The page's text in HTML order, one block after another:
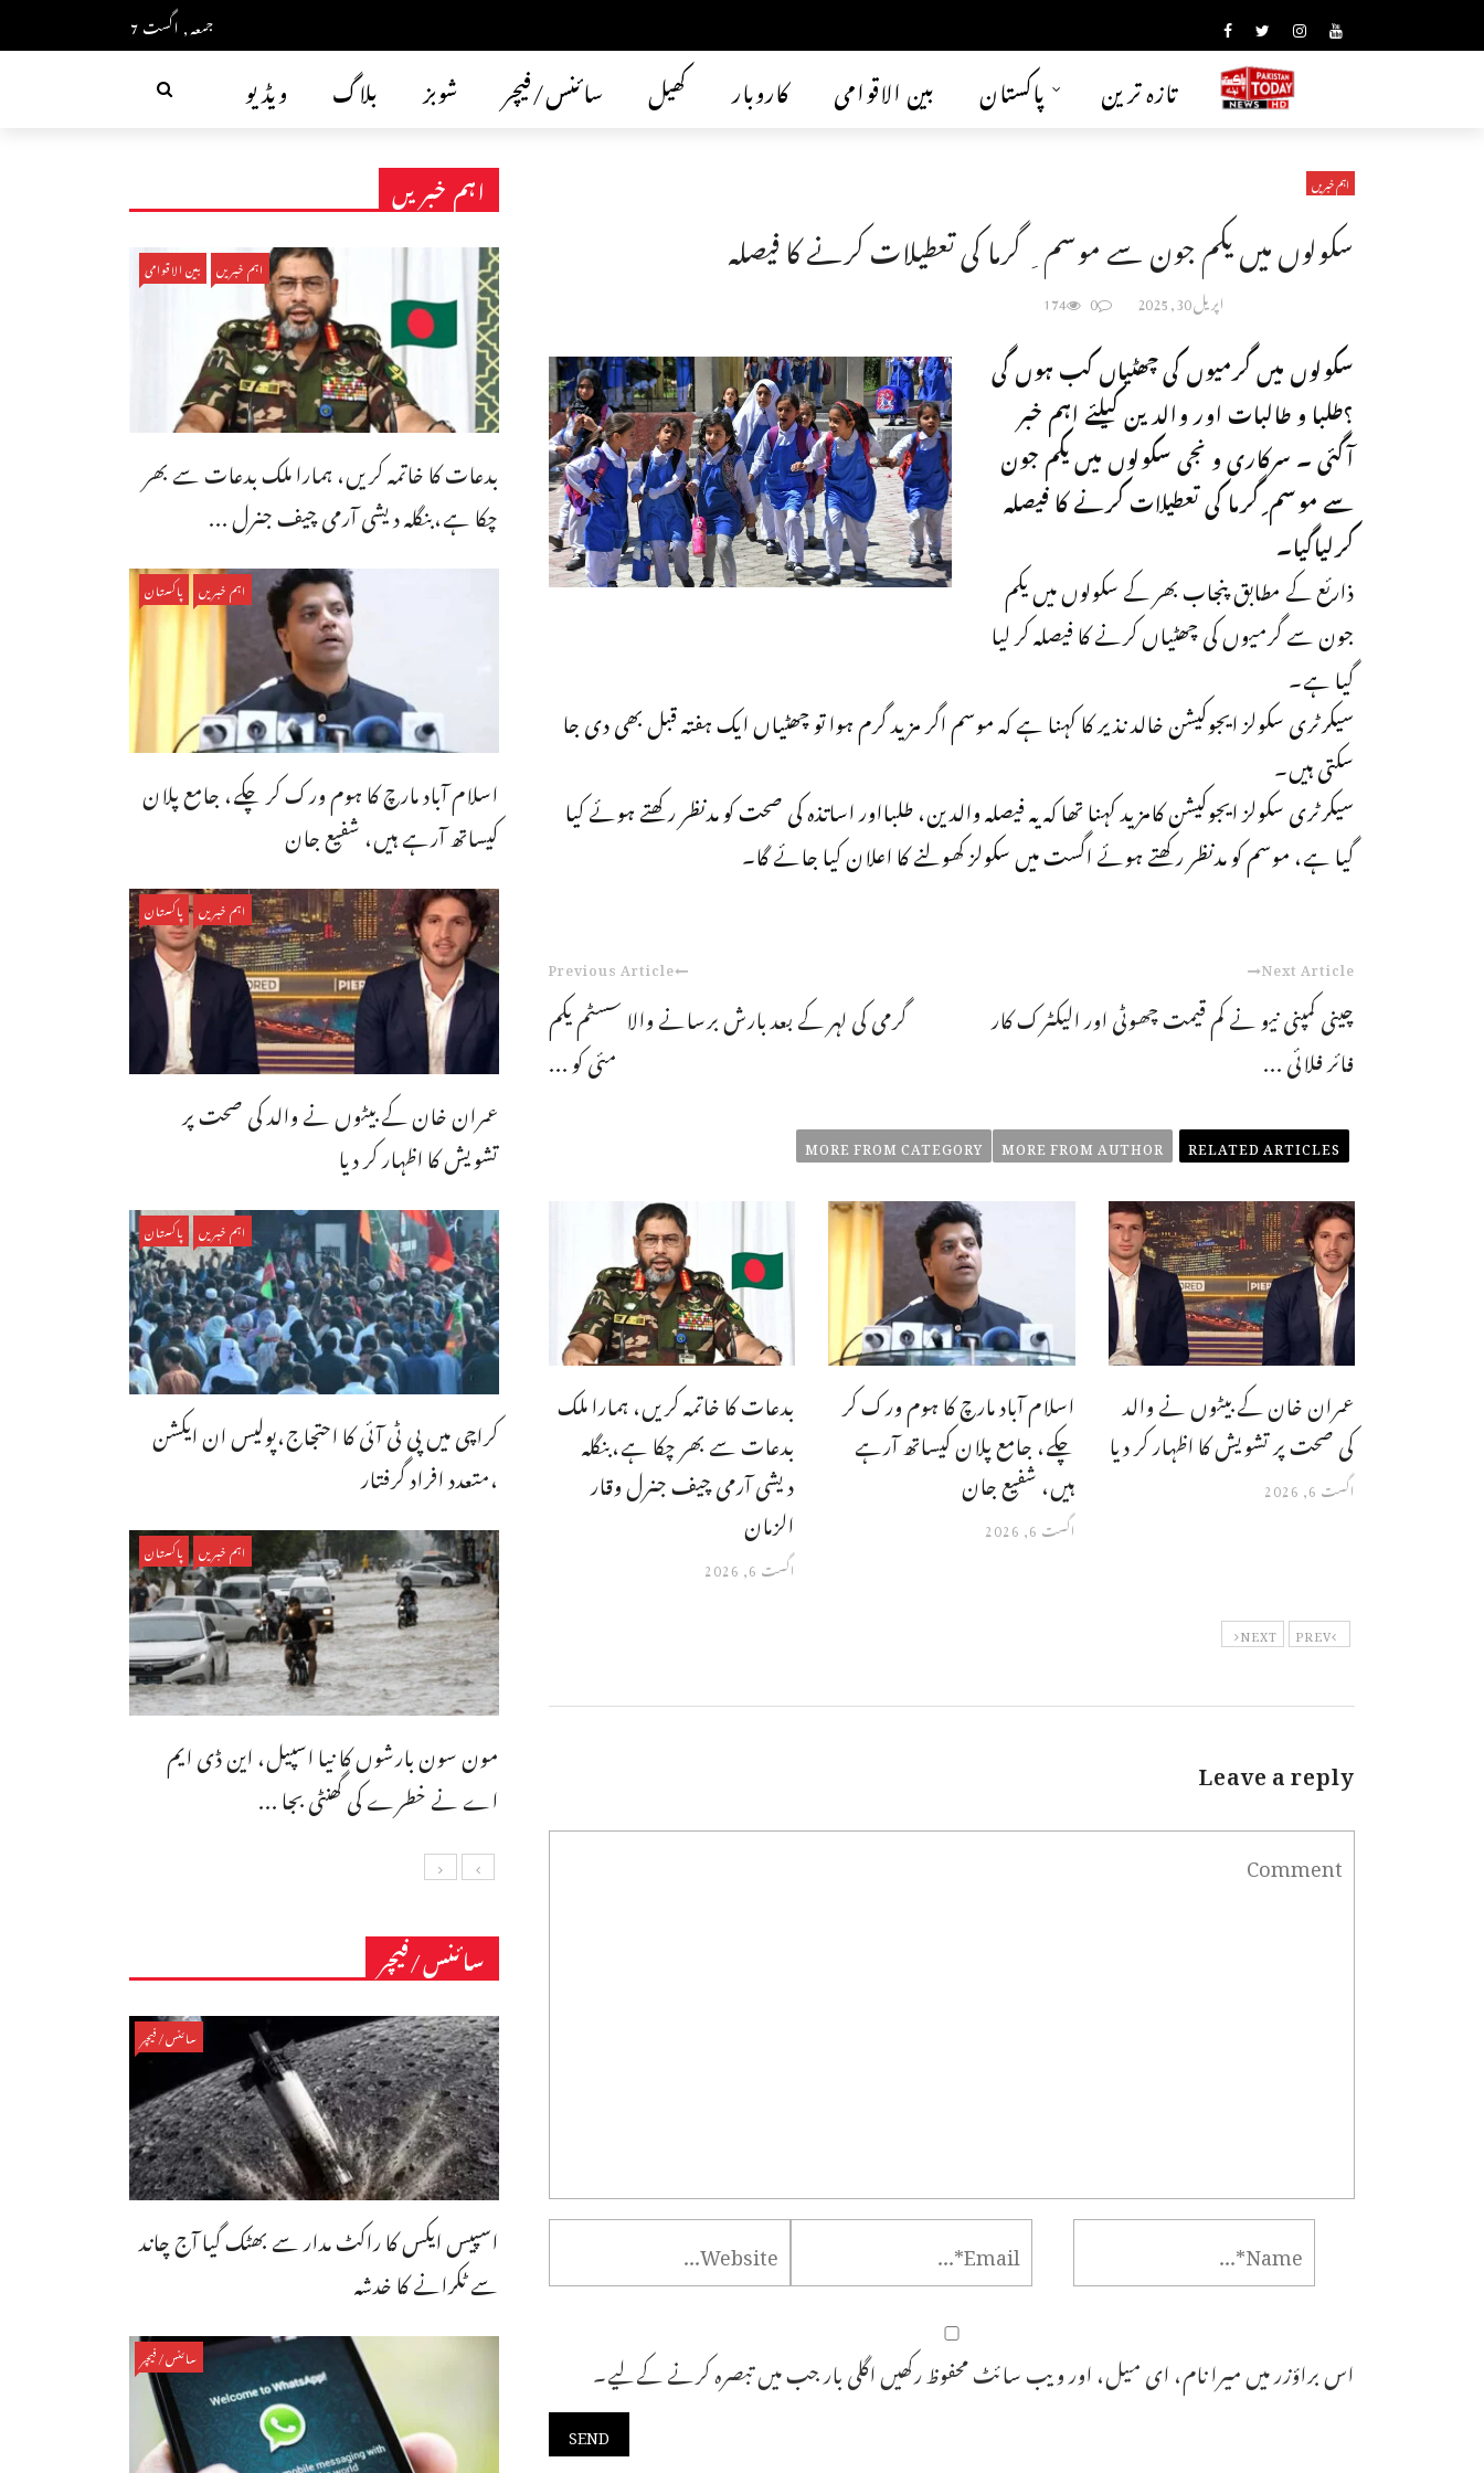
جمعہ, اگست 7
ویڈیو بلاگ شوبز سائنس/فیچر کھیل کاروبار بین الاقوامی پاکستان تازہ ترین
اہم خبریں
سکولوں میں یکم جون سے موسم ِ گرما کی تعطیلات کرنے کا فیصلہ
اپریل 30, 2025 0
174
سکولوں میں گرمیوں کی چھٹیاں کب ہوں گی
؟طلبا و طالبات اور والدین کیلئے اہم خبر
آگئی ۔ سرکاری و نجی سکولوں میں یکم جون
سے موسم ِ گرما کی تعطیلات کرنے کا فیصلہ
کرلیاگیا۔
ذارئع کے مطابق پنجاب بھر کے سکولوں میں یکم
جون سے گرمیوں کی چھٹیاں کرنے کا فیصلہ کر لیا
گیا ہے۔
سیکرٹری سکولز ایجوکیشن خالد نذیر کا کہنا ہے کہ موسم اگر مزید گرم ہوا تو چھٹیاں ایک ہفتہ قبل بھی دی جا
سکتی ہیں۔
سیکرٹری سکولز ایجوکیشن کامزید کہنا تھا کہ یہ فیصلہ والدین، طلبااور اساتذہ کی صحت کو مدنظر رکھتے ہوئے کیا
گیا ہے، موسم کو مدنظر رکھتے ہوئے اگست میں سکولز کھولنے کا اعلان کیا جائے گا۔
Previous Article
گرمی کی لہر کے بعد بارش برسانے والا سسٹم یکم
مئی کو ...
Next Article
چینی کمپنی نیو نے کم قیمت چھوٹی اور الیکٹرک کار
فائر فلائی ...
RELATED ARTICLES
MORE FROM AUTHOR
MORE FROM CATEGORY
بدعات کا خاتمہ کریں، ہمارا ملک
بدعات سے بھر چکا ہے،بنگله
دیشی آرمی چیف جنرل وقار
الزمان
اگست 6, 2026
اسلام آباد مارچ کا ہوم ورک کر
چکے، جامع پلان کیساتھ آرہے
ہیں، شفیع جان
اگست 6, 2026
عمران خان کے بیٹوں نے والد
کی صحت پر تشویش کا اظہار کر دیا
اگست 6, 2026
PREV
NEXT
Leave a reply
اس براؤزر میں میرا نام، ای میل، اور ویب سائٹ محفوظ رکھیں اگلی بار جب میں تبصرہ کرنے کےلیے۔
اہم خبریں
اہم خبریں بین الاقوامی
بدعات کا خاتمہ کریں، ہمارا ملک بدعات سے بھر
چکا ہے،بنگله دیشی آرمی چیف جنرل ...
اہم خبریں پاکستان
اسلام آباد مارچ کا ہوم ورک کر چکے، جامع پلان
کیساتھ آرہے ہیں، شفیع جان
اہم خبریں پاکستان
عمران خان کے بیٹوں نے والد کی صحت پر
تشویش کا اظہار کر دیا
اہم خبریں پاکستان
کراچی میں پی ٹی آئی کا احتجاج،پولیس ان ایکشن
،متعدد افراد گرفتار
اہم خبریں پاکستان
مون سون بارشوں کا نیا اسپیل، این ڈی ایم
اے نے خطرے کی گھنٹی بجا ...
سائنس/فیچر
سائنس/فیچر
اسپیس ایکس کا راکٹ مدار سے بھٹک گیا آج چاند
سے ٹکرانے کا خدشہ
سائنس/فیچر